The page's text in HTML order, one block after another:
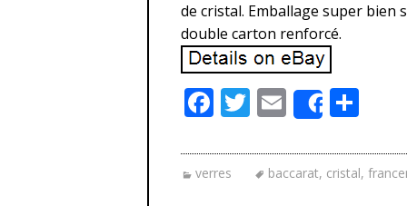
de cristal. Emballage super bien
double carton renforcé.
F
e
b
T
itt
er
E
m
ai
l
Share
ta
g
verres baccarat, cristal,